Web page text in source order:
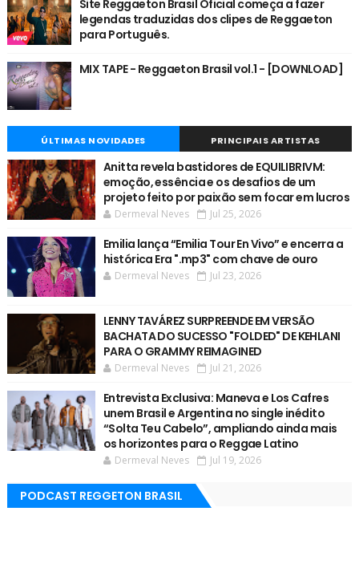
Site Reggaeton Brasil Oficial começa a fazer
legendas traduzidas dos clipes de Reggaeton
para Português.
MIX TAPE - Reggaeton Brasil vol.1 - [DOWNLOAD]
ÚLTIMAS NOVIDADES PRINCIPAIS ARTISTAS
Anitta revela bastidores de EQUILIBRIVM:
emoção, essência e os desafios de um
projeto feito por paixão sem focar em lucros
Dermeval Neves Jul 25, 2026
Emilia lança “Emilia Tour En Vivo” e encerra a
histórica Era ".mp3" com chave de ouro
Dermeval Neves Jul 23, 2026
LENNY TAVÁREZ SURPREENDE EM VERSÃO
BACHATA DO SUCESSO "FOLDED" DE KEHLANI
PARA O GRAMMY REIMAGINED
Dermeval Neves Jul 21, 2026
Entrevista Exclusiva: Maneva e Los Cafres
unem Brasil e Argentina no single inédito
“Solta Teu Cabelo”, ampliando ainda mais
os horizontes para o Reggae Latino
Dermeval Neves Jul 19, 2026
PODCAST REGGETON BRASIL